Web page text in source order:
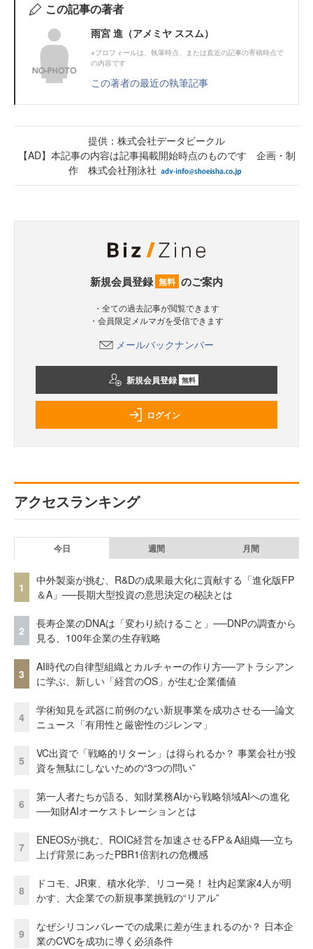
この記事の著者
雨宮 進（アメミヤ ススム）
※プロフィールは、執筆時点、または直近の記事の寄稿時点で
の内容です
この著者の最近の執筆記事
提供：株式会社データビークル
【AD】本記事の内容は記事掲載開始時点のものです 企画・制
作 株式会社翔泳社
新規会員登録 無料 のご案内
・全ての過去記事が閲覧できます
・会員限定メルマガを受信できます
メールバックナンバー
新規会員登録 無料
ログイン
アクセスランキング
今日 週間 月間
1
中外製薬が挑む、R&Dの成果最大化に貢献する「進化版FP
＆A」──長期大型投資の意思決定の秘訣とは
2
長寿企業のDNAは「変わり続けること」──DNPの調査から
見る、100年企業の生存戦略
3
AI時代の自律型組織とカルチャーの作り方──アトラシアン
に学ぶ、新しい「経営のOS」が生む企業価値
4
学術知見を武器に前例のない新規事業を成功させる──論文
ニュース「有用性と厳密性のジレンマ」
5
VC出資で「戦略的リターン」は得られるか？ 事業会社が投
資を無駄にしないための“3つの問い”
6
第一人者たちが語る、知財業務AIから戦略領域AIへの進化
──知財AIオーケストレーションとは
7
ENEOSが挑む、ROIC経営を加速させるFP＆A組織──立ち
上げ背景にあったPBR1倍割れの危機感
8
ドコモ、JR東、積水化学、リコー発！ 社内起業家4人が明
かす、大企業での新規事業挑戦の“リアル”
9
なぜシリコンバレーでの成果に差が生まれるのか？ 日本企
業のCVCを成功に導く必須条件